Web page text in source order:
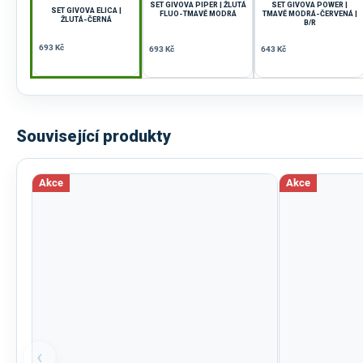
SET GIVOVA ELICA |
ŽLUTÁ-ČERNÁ
693 Kč
SET GIVOVA PIPER | ŽLUTÁ
FLUO-TMAVĚ MODRÁ
693 Kč
SET GIVOVA POWER |
TMAVĚ MODRÁ-ČERVENÁ |
B/R
643 Kč
Související produkty
‹
Akce Akce